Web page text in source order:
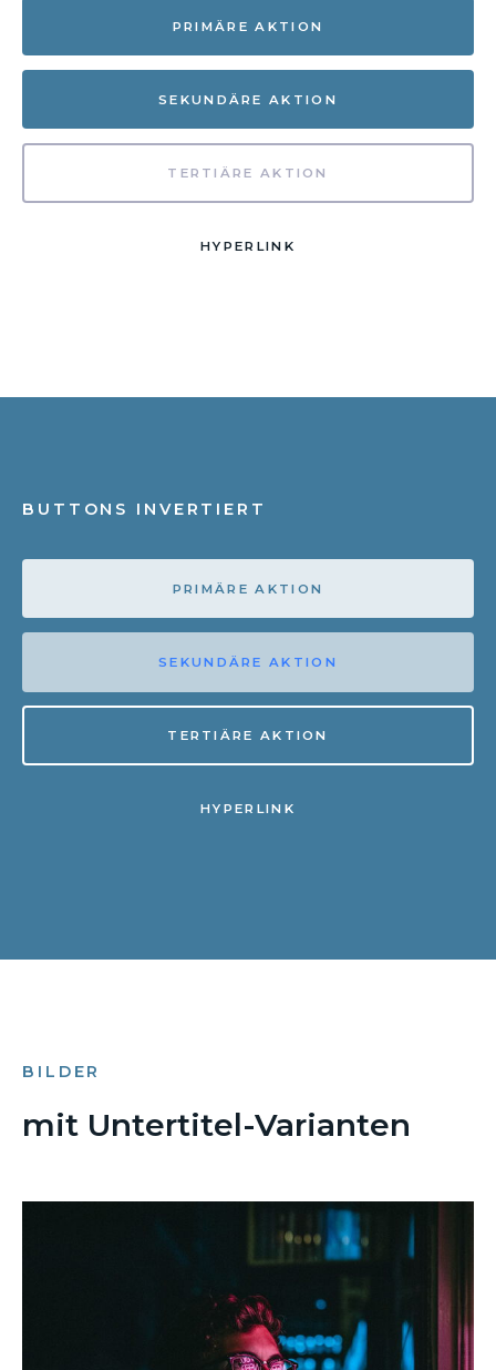
PRIMÄRE AKTION
SEKUNDÄRE AKTION
TERTIÄRE AKTION
HYPERLINK
BUTTONS INVERTIERT
PRIMÄRE AKTION
SEKUNDÄRE AKTION
TERTIÄRE AKTION
HYPERLINK
BILDER
mit Untertitel-Varianten